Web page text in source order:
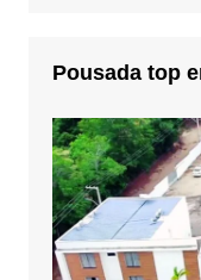
Pousada top